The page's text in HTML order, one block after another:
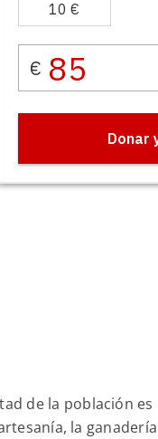
de la población
la